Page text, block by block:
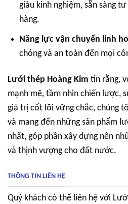
giàu kinh nghiệm, sẵn sàng
hàng.
Năng lực vận chuyển linh
chóng và an toàn đến mọi
Lưới thép Hoàng Kim tin rằng,
mạnh mẽ, tầm nhìn chiến lược,
giá trị cốt lõi vững chắc, chúng
và mang đến những sản phẩm
nhất, góp phần xây dựng nên
và thịnh vượng cho đất nước.
THÔNG TIN LIÊN HỆ
Quý khách có thể liên hệ với